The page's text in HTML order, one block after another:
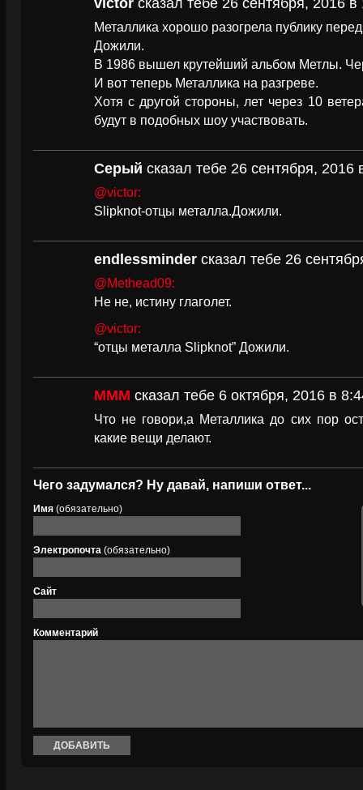
victor сказал тебе 26 сентября, 2016
Металлика хорошо разогрела публику
Дожили.
В 1986 вышел крутейший альбом Метлы.
И вот теперь Металлика на разгреве.
Хотя с другой стороны, лет через 10
будут в подобных шоу участвовать.
Серый сказал тебе 26 сентября, 2016
@victor:
Slipknot-отцы металла.Дожили.
endlessminder сказал тебе 26
@Methead09:
Не не, истину глаголет.
@victor:
“отцы металла Slipknot” Дожили.
МММ сказал тебе 6 октября, 2016 в
Что не говори,а Металлика до сих пор
какие вещи делают.
Чего задумался? Ну давай, напиши ответ...
Имя (обязательно)
Электропочта (обязательно)
Сайт
Комментарий